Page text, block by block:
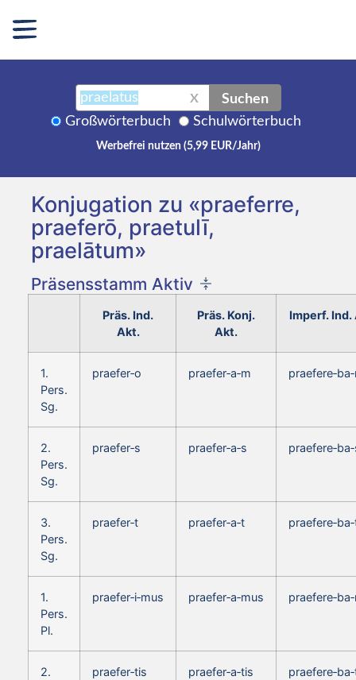
X Suchen
Großwörterbuch Schulwörterbuch
Werbefrei nutzen (5,99 EUR/Jahr)
Konjugation zu «praeferre,
praeferō, praetulī,
praelātum»
Präsensstamm Aktiv
Präs. Ind.
Akt.
Präs. Konj.
Akt.
Imperf. Ind.
1.
Pers.
Sg.
praefer‑o praefer‑a‑m
2.
Pers.
Sg.
praefer‑s praefer‑a‑s
3.
Pers.
Sg.
praefer‑t praefer‑a‑t
1.
Pers.
Pl.
praefer‑i‑mus praefer‑a‑mus
2.
praefer‑tis praefer‑a‑tis